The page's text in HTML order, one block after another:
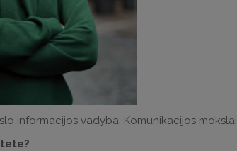
informacijos vadyba; Komunikacijos mokslai